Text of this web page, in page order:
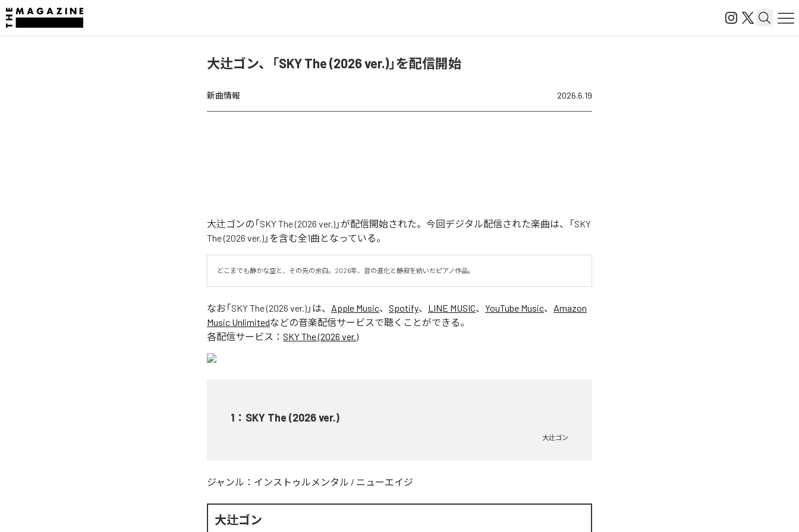
大辻ゴン、「SKY The (2026 ver.)」を配信開始
新曲情報 2026.6.19
大辻ゴンの「SKY The (2026 ver.)」が配信開始された。今回デジタル配信された楽曲は、「SKY
The (2026 ver.)」を含む全1曲となっている。
どこまでも静かな空と、その先の余白。2026年、音の進化と静寂を紡いだピアノ作品。
なお「SKY The (2026 ver.) 」は、 Apple Music、 Spotify、 LINE MUSIC、 YouTube Music、 Amazon
Music Unlimitedなどの音楽配信サービスで聴くことができる。
各配信サービス： SKY The (2026 ver.)
1 ： SKY The (2026 ver.)
大辻ゴン
ジャンル： インストゥルメンタル / ニューエイジ
大辻ゴン